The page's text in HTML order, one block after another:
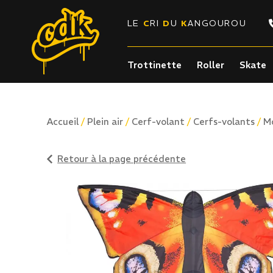
LE CRI DU KANGOUROU
Trottinette Roller Skate
Accueil / Plein air / Cerf-volant / Cerfs-volants /
Retour à la page précédente